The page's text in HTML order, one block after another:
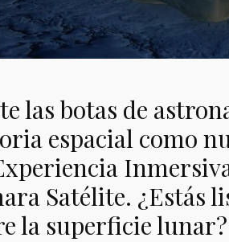
las botas de
espacial como
Satélite. ¿Estás
la superficie lunar?